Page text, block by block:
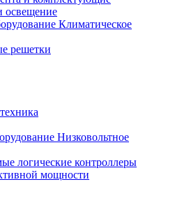
Климатическое
решетки
Низковольтное
логические контроллеры
мощности